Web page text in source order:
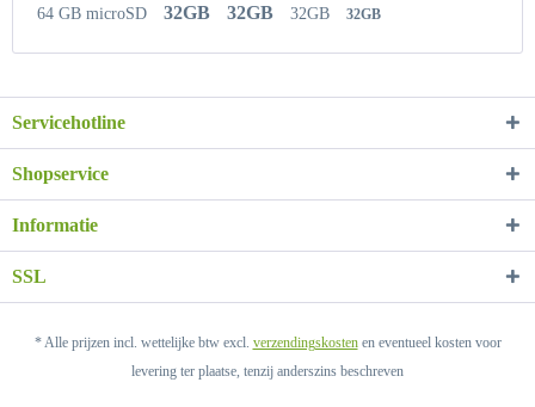
64 GB microSD 32GB 32GB 32GB 32GB
Servicehotline
Shopservice
Informatie
SSL
* Alle prijzen incl. wettelijke btw excl. verzendingskostenen eventueel kosten voor
levering ter plaatse, tenzij anderszins beschreven